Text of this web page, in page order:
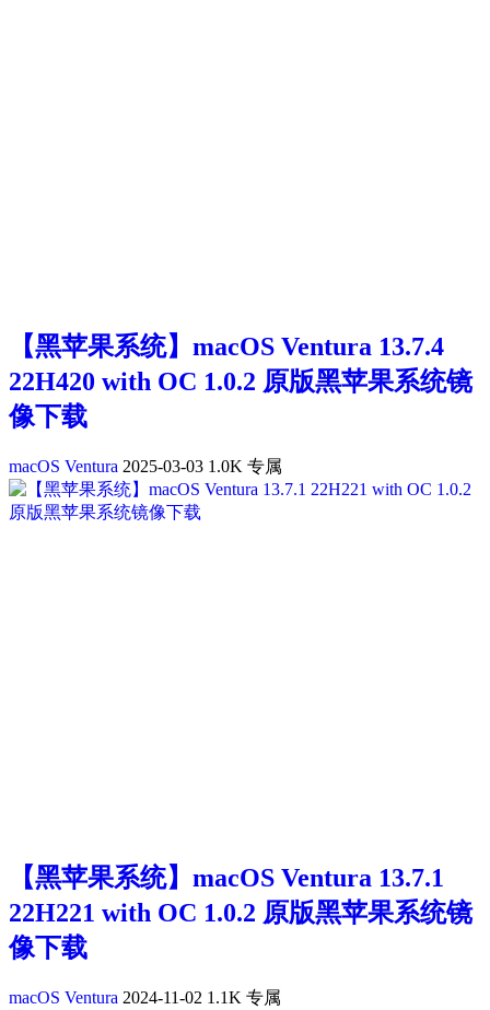
【黑苹果系统】macOS Ventura 13.7.4
22H420 with OC 1.0.2 原版黑苹果系统镜
像下载
macOS Ventura 2025-03-03 1.0K 专属
【黑苹果系统】macOS Ventura 13.7.1
22H221 with OC 1.0.2 原版黑苹果系统镜
像下载
macOS Ventura 2024-11-02 1.1K 专属